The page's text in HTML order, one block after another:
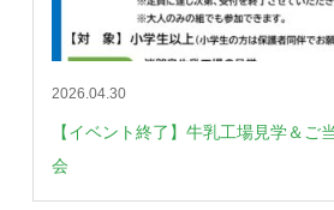
2026.04.30
【イベント終了】牛乳工場見学＆ご
会